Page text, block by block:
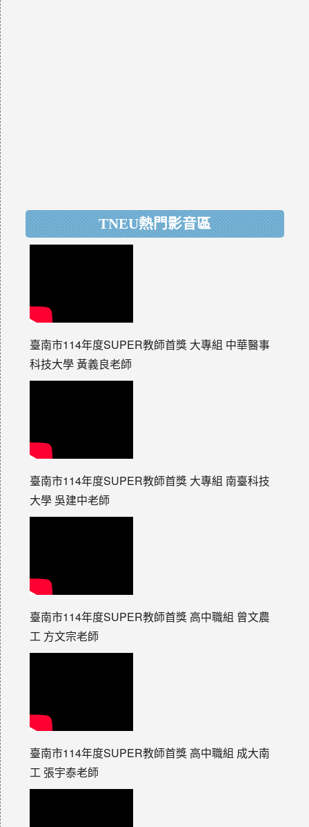
TNEU熱門影音區
臺南市114年度SUPER教師首獎 大專組 中華醫事
科技大學 黃義良老師
臺南市114年度SUPER教師首獎 大專組 南臺科技
大學 吳建中老師
臺南市114年度SUPER教師首獎 高中職組 曾文農
工 方文宗老師
臺南市114年度SUPER教師首獎 高中職組 成大南
工 張宇泰老師